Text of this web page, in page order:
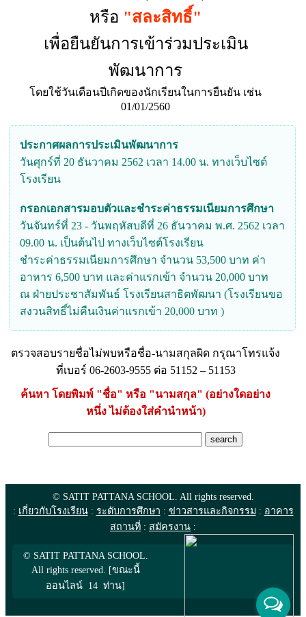
หรือ "สละสิทธิ์"
เพื่อยืนยันการเข้าร่วมประเมิน
พัฒนาการ
โดยใช้วันเดือนปีเกิดของนักเรียนในการยืนยัน เช่น
01/01/2560
ประกาศผลการประเมินพัฒนาการ
วันศุกร์ที่ 20 ธันวาคม 2562 เวลา 14.00 น. ทางเว็บไซต์
โรงเรียน
กรอกเอกสารมอบตัวและชำระค่าธรรมเนียมการศึกษา
วันจันทร์ที่ 23 - วันพฤหัสบดีที่ 26 ธันวาคม พ.ศ. 2562 เวลา
09.00 น. เป็นต้นไป ทางเว็บไซต์โรงเรียน
ชำระค่าธรรมเนียมการศึกษา จำนวน 53,500 บาท ค่า
อาหาร 6,500 บาท และค่าแรกเข้า จำนวน 20,000 บาท
ณ ฝ่ายประชาสัมพันธ์ โรงเรียนสาธิตพัฒนา (โรงเรียนขอ
สงวนสิทธิ์ไม่คืนเงินค่าแรกเข้า 20,000 บาท )
ตรวจสอบรายชื่อไม่พบหรือชื่อ-นามสกุลผิด กรุณาโทรแจ้ง
ที่เบอร์ 06-2603-9555 ต่อ 51152 – 51153
ค้นหา โดยพิมพ์ "ชื่อ" หรือ "นามสกุล" (อย่างใดอย่าง
หนึ่ง ไม่ต้องใส่คำนำหน้า)
© SATIT PATTANA SCHOOL. All rights reserved.
: เกี่ยวกับโรงเรียน: ระดับการศึกษา : ข่าวสารและกิจกรรม : อาคาร
สถานที่ : สมัครงาน :
© SATIT PATTANA SCHOOL.
All rights reserved. [ขณะนี้
ออนไลน์ 14 ท่าน]